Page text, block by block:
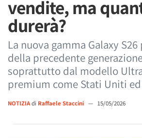
vendite, ma
durerà?
La nuova gamma Galaxy
della precedente
soprattutto dal modello
premium come Stati Uniti
NOTIZIAdi Raffaele Staccini — 15/05/2026